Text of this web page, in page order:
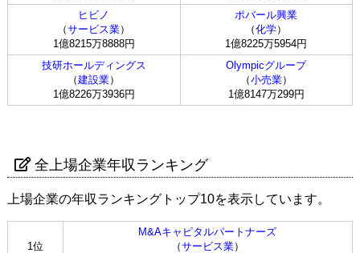
ヒビノ
（サービス業）
1億8215万8888円
ポバール興業
（化学）
1億8225万5954円
技研ホールディングス
（建設業）
1億8226万3936円
Olympicグループ
（小売業）
1億8147万299円
全上場企業年収ランキング
上場企業の年収ランキングトップ10を表示しています。
1位
M&Aキャピタルパートナーズ
（サービス業）